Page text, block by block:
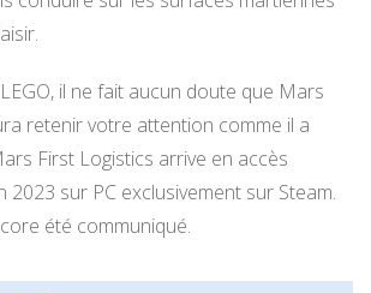
il ne fait aucun doute que Mars
retenir votre attention comme il a
First Logistics arrive en accès
2023 sur PC exclusivement sur Steam.
été communiqué.